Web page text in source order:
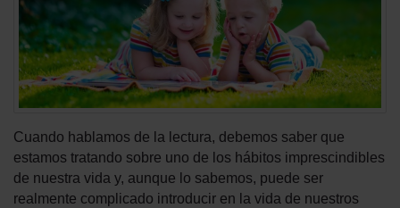
Cuando hablamos de la lectura, debemos saber que
estamos tratando sobre uno de los hábitos imprescindibles
de nuestra vida y, aunque lo sabemos, puede ser
realmente complicado introducir en la vida de nuestros